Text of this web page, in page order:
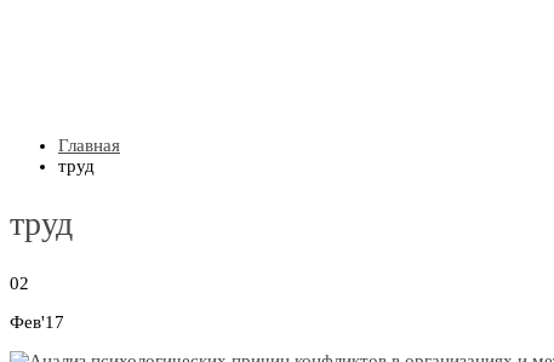
Главная
труд
труд
02
Фев'17